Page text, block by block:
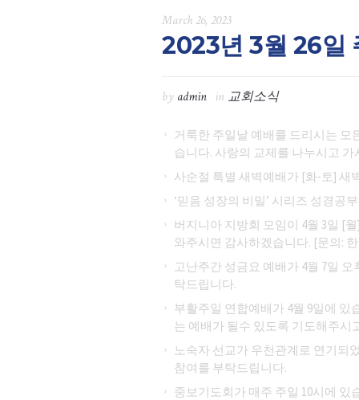
March 26, 2023
2023년 3월 26일
by admin in 교회소식
거룩한 주일날 예배를 드리시는
습니다. 사랑의 교제를 나누시고 가
사순절 특별 새벽예배가 [화-토] 새
‘믿음 성장의 비밀’ 시리즈 성경공
버지니아 지방회 모임이 4월 3일 [
와주시면 감사하겠습니다. [문의:
고난주간 성금요 예배가 4월 7일
탁드립니다.
부활주일 연합예배가 4월 9일에
는 예배가 될수 있도록 기도해주시
노숙자 선교가 우천관계로 연기되
참여를 부탁드립니다.
중보기도회가 매주 주일 10시에